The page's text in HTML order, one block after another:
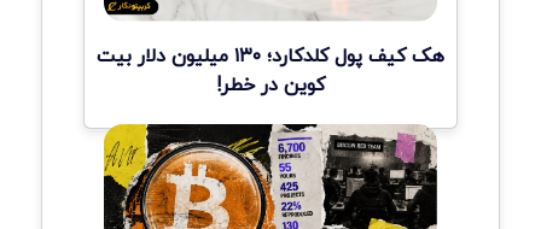
هک کیف پول کلدکارد؛ ۱۳۰ میلیون دلار بیت
کوین در خطر!